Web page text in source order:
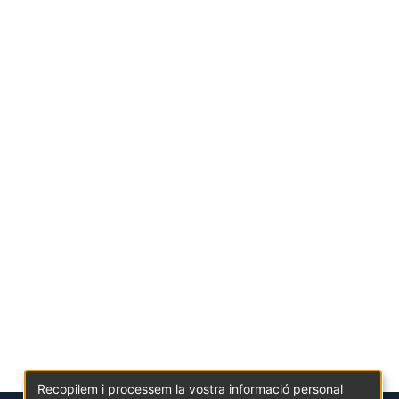
Recopilem i processem la vostra informació personal